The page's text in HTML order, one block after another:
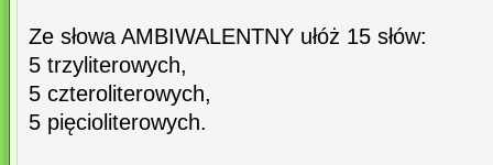
Ze słowa AMBIWALENTNY ułóż 15 słów:
5 trzyliterowych,
5 czteroliterowych,
5 pięcioliterowych.